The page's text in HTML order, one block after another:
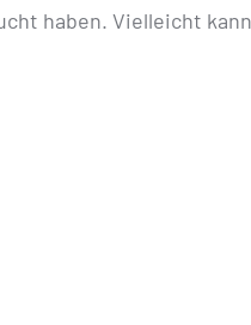
haben. Vielleicht